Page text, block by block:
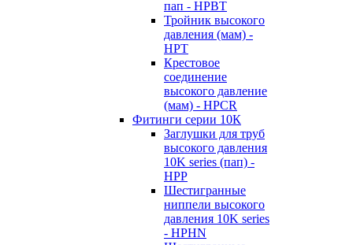
пап - HPBT
Тройник высокого
давления (мам) -
HPT
Крестовое
соединение
высокого давление
(мам) - HPCR
Фитинги серии 10К
Заглушки для труб
высокого давления
10K series (пап) -
HPP
Шестигранные
ниппели высокого
давления 10K series
- HPHN